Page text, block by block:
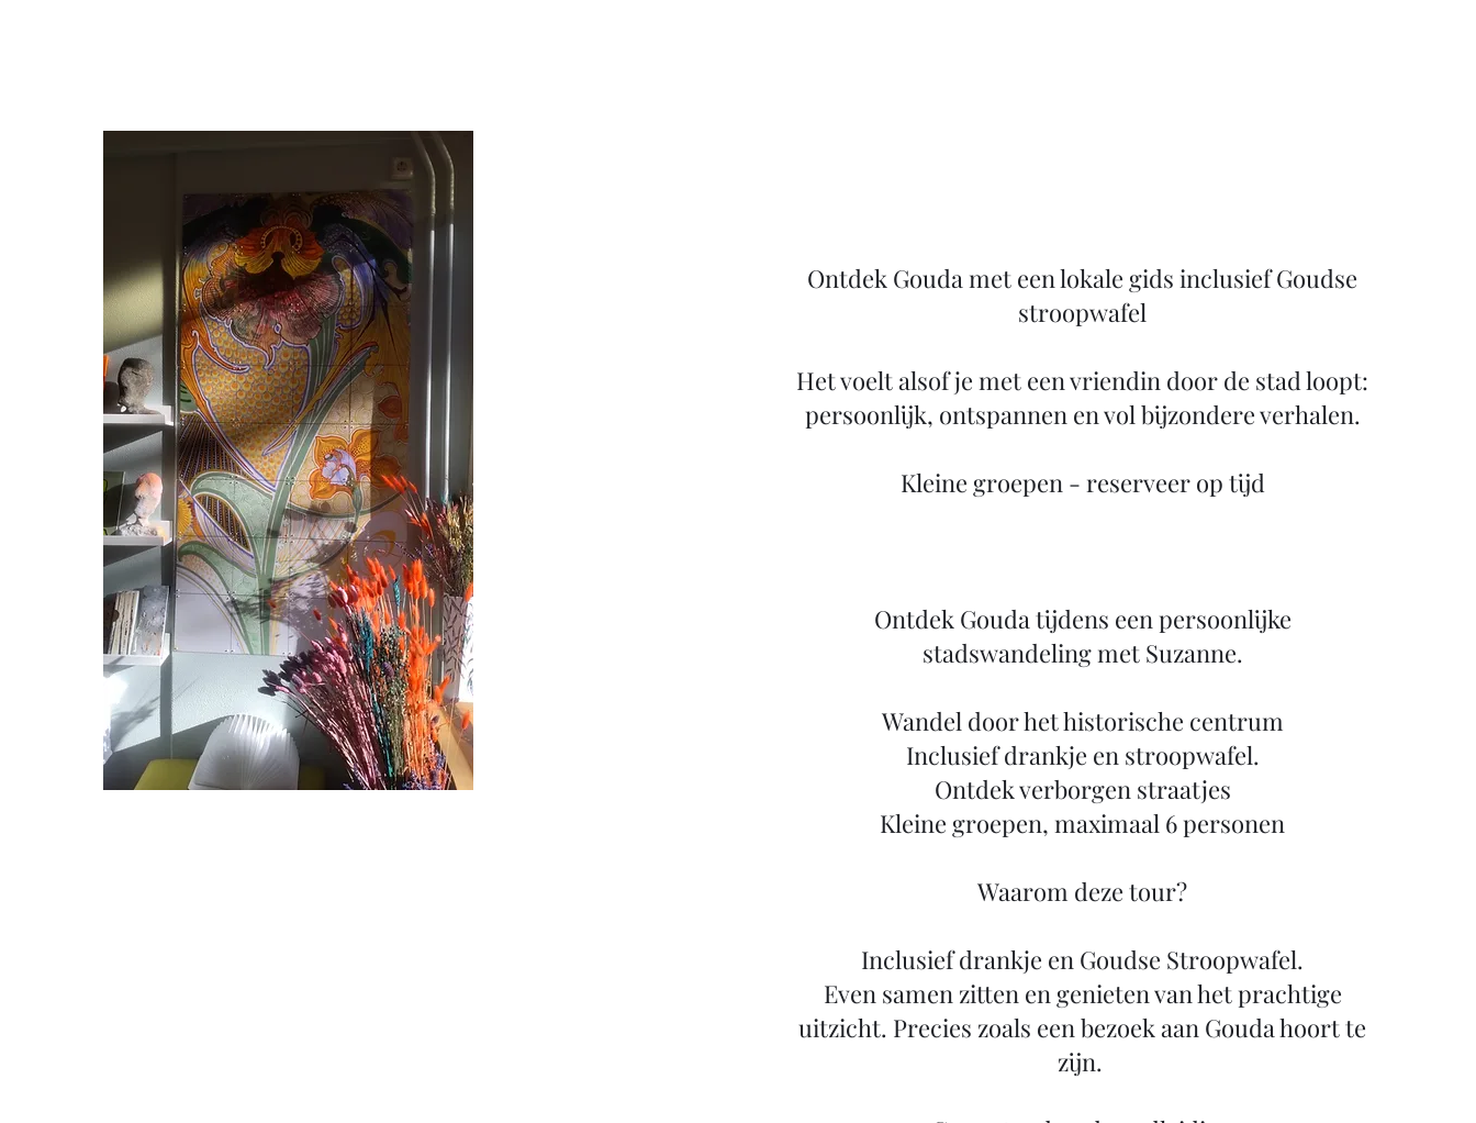
Ontdek Gouda met een lokale gids inclusief Goudse
stroopwafel
Het voelt alsof je met een vriendin door de stad loopt:
persoonlijk, ontspannen en vol bijzondere verhalen.
​Kleine groepen - reserveer op tijd
Ontdek Gouda tijdens een persoonlijke
stadswandeling met Suzanne.
Wandel door het historische centrum
Inclusief drankje en stroopwafel.
Ontdek verborgen straatjes
Kleine groepen, maximaal 6 personen
Waarom deze tour?
Inclusief drankje en Goudse Stroopwafel.
Even samen zitten en genieten van het prachtige
uitzicht. Precies zoals een bezoek aan Gouda hoort te
zijn.